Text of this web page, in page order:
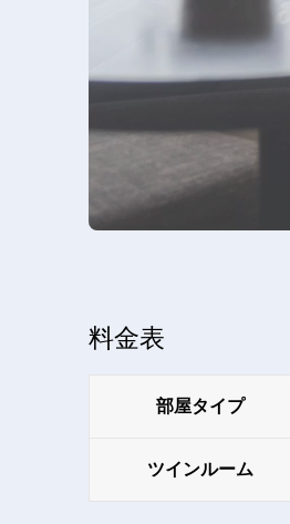
料金表
部屋タイプ
ツインルーム